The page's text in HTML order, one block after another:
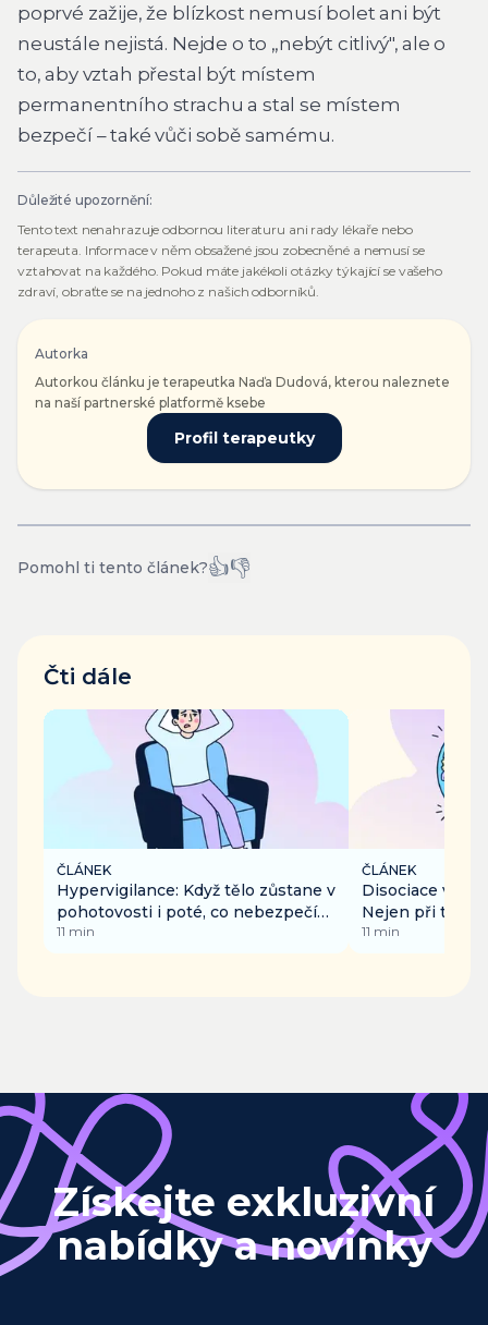
poprvé zažije, že blízkost nemusí bolet ani být
neustále nejistá. Nejde o to „nebýt citlivý", ale o
to, aby vztah přestal být místem
permanentního strachu a stal se místem
bezpečí – také vůči sobě samému.
Důležité upozornění:
Tento text nenahrazuje odbornou literaturu ani rady lékaře nebo
terapeuta. Informace v něm obsažené jsou zobecněné a nemusí se
vztahovat na každého. Pokud máte jakékoli otázky týkající se vašeho
zdraví, obraťte se na jednoho z našich odborníků.
Autorka
Autorkou článku je terapeutka Naďa Dudová, kterou naleznete
na naší partnerské platformě ksebe
Profil terapeutky
Pomohl ti tento článek?👍👎
Čti dále
ČLÁNEK
Hypervigilance: Když tělo zůstane v
pohotovosti i poté, co nebezpečí
pominulo
11 min
ČLÁNEK
Disociace v
Nejen při
nudě či
11 min
Získejte exkluzivní
nabídky a novinky